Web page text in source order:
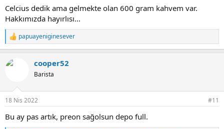
Celcius dedik ama gelmekte olan 600 gram kahvem var.
Hakkımızda hayırlısı...
T
e
k
:
papuayeniginesever
cooper52
Barista
18 Nis 2022 #11
Bu ay pas artık, preon sağolsun depo full.